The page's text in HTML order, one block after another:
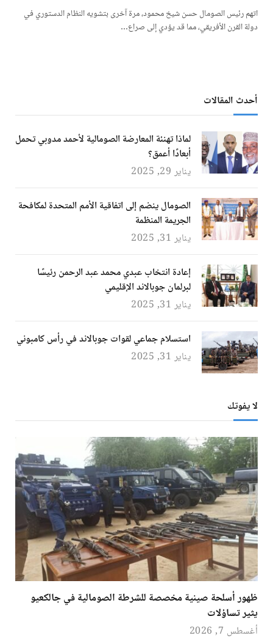
اتهم رئيس الصومال حسن شيخ محمود، مرة آخرى بتشويه النظام الدستوري في
دولة القرن الأفريقي، مما قد يؤدي إلى صراع…
أحدث المقالات
لماذا تهنئة المعارضة الصومالية لأحمد مدوبي تحمل
أبعادًا أعمق؟
يناير 29, 2025
الصومال ينضم إلى اتفاقية الأمم المتحدة لمكافحة
الجريمة المنظمة
يناير 31, 2025
إعادة انتخاب عبدي محمد عبد الرحمن رئيسًا
لبرلمان جوبالاند الإقليمي
يناير 31, 2025
استسلام جماعي لقوات جوبالاند في رأس كامبوني
يناير 31, 2025
لا يفوتك
ظهور أسلحة صينية مخصصة للشرطة الصومالية في جالكعيو
يثير تساؤلات
أغسطس 7, 2026